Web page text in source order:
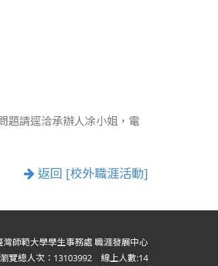
題請逕洽承辦人凃小姐，電
返回 [校外職涯活動]
師範大學學生事務處 職涯發展中心
瀏覽總人次：13103992 線上人數:14